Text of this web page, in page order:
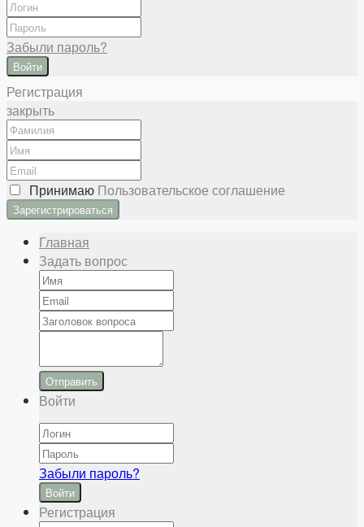
Забыли пароль?
Войти
Регистрация
закрыть
Принимаю Пользовательское соглашение
Главная
Задать вопрос
Отправить
Войти
Забыли пароль?
Войти
Регистрация